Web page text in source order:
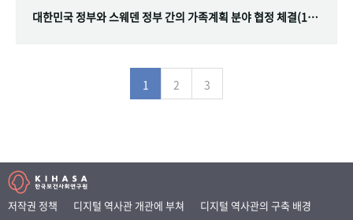
대한민국 정부와 스웨덴 정부 간의 가족계획 분야 협정 체결(1968.07.12)
1 2 3
저작권 정책 디지털 역사관 개관에 부쳐
디지털 역사관의 구축 배경